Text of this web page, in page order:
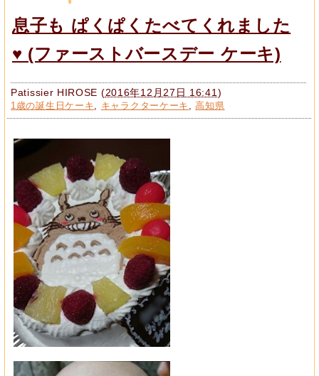
息子も ぱくぱくたべてくれました
♥ (ファーストバースデー ケーキ)
Patissier HIROSE (2016年12月27日 16:41 )
1歳の誕生日ケーキ キャラクターケーキ ,高知県